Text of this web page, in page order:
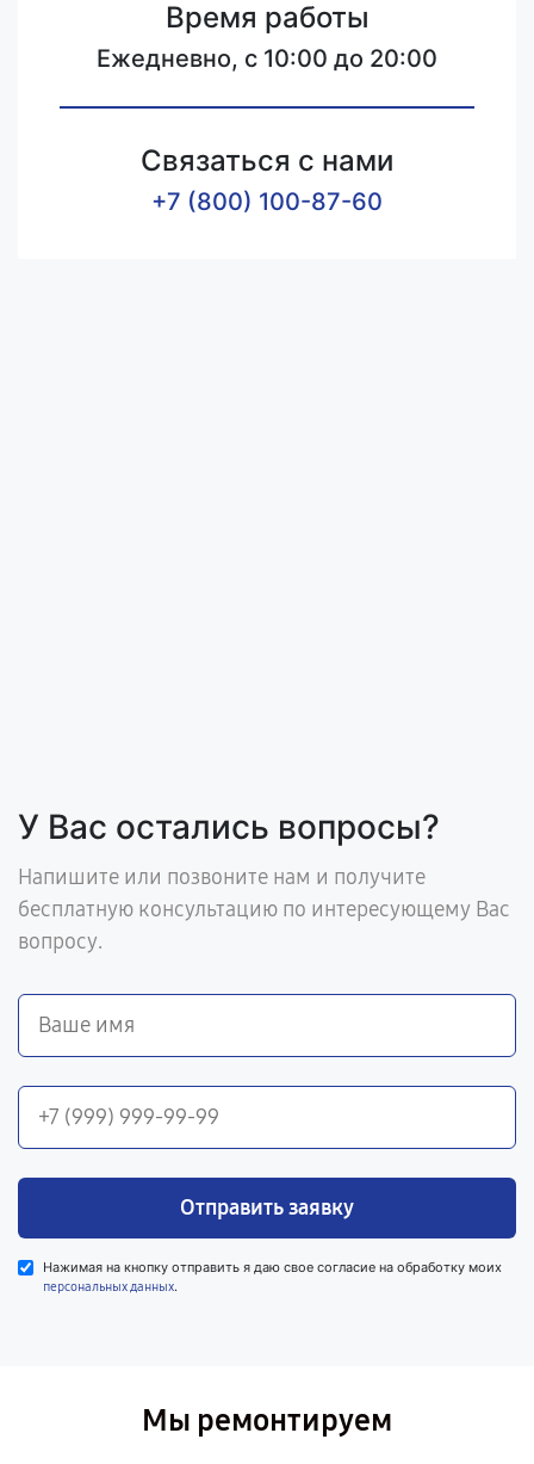
Время работы
Ежедневно, с 10:00 до 20:00
Связаться с нами
+7 (800) 100-87-60
У Вас остались вопросы?
Напишите или позвоните нам и получите
бесплатную консультацию по интересующему Вас
вопросу.
Отправить заявку
Нажимая на кнопку отправить я даю свое согласие на обработку моих
персональных данных.
Мы ремонтируем